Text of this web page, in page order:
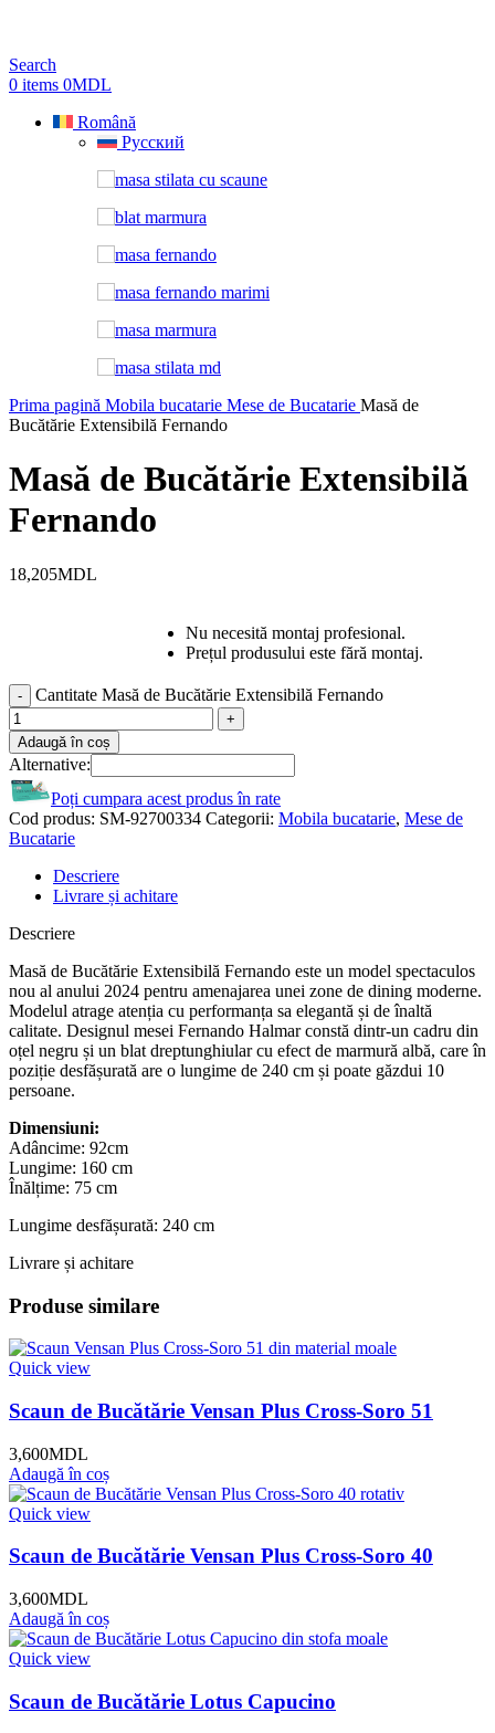
Search
0 items 0MDL
Română
Русский
Prima pagină Mobila bucatarie Mese de Bucatarie Masă de
Bucătărie Extensibilă Fernando
Masă de Bucătărie Extensibilă
Fernando
18,205MDL
Nu necesită montaj profesional.
Prețul produsului este fără montaj.
Cantitate Masă de Bucătărie Extensibilă Fernando
Adaugă în coș
Alternative:
Poți cumpara acest produs în rate
Cod produs: SM-92700334 Categorii: Mobila bucatarie, Mese de
Bucatarie
Descriere
Livrare și achitare
Descriere
Masă de Bucătărie Extensibilă Fernando este un model spectaculos
nou al anului 2024 pentru amenajarea unei zone de dining moderne.
Modelul atrage atenția cu performanța sa elegantă și de înaltă
calitate. Designul mesei Fernando Halmar constă dintr-un cadru din
oțel negru și un blat dreptunghiular cu efect de marmură albă, care în
poziție desfășurată are o lungime de 240 cm și poate găzdui 10
persoane.
Dimensiuni:
Adâncime: 92cm
Lungime: 160 cm
Înălțime: 75 cm
Lungime desfășurată: 240 cm
Livrare și achitare
Produse similare
Quick view
Scaun de Bucătărie Vensan Plus Cross-Soro 51
3,600MDL
Adaugă în coș
Quick view
Scaun de Bucătărie Vensan Plus Cross-Soro 40
3,600MDL
Adaugă în coș
Quick view
Scaun de Bucătărie Lotus Capucino